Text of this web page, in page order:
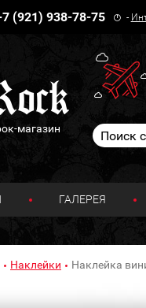
(921) 938-78-75 -
магазин
ГАЛЕРЕЯ
Наклейки Наклейка